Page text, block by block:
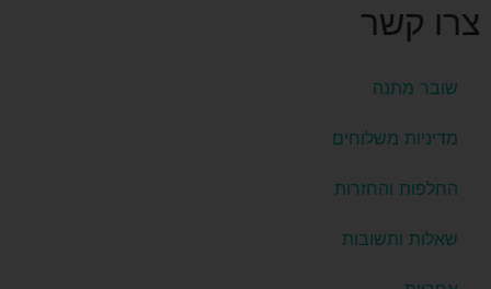
צרו קשר
שובר מתנה
מדיניות משלוחים
החלפות והחזרות
שאלות ותשובות